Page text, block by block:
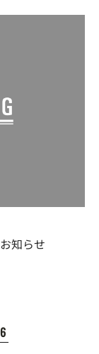
知らせ
6